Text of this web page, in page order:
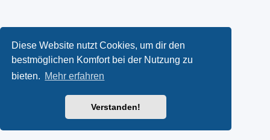
Diese Website nutzt Cookies, um dir den
bestmöglichen Komfort bei der Nutzung zu
bieten. Mehr erfahren
Verstanden!